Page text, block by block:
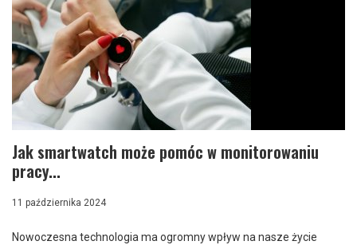
Jak smartwatch może pomóc w monitorowaniu
pracy...
11 października 2024
Nowoczesna technologia ma ogromny wpływ na nasze życie